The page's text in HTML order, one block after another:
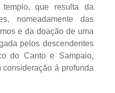
que resulta da
nomeadamente das
e da doação de uma
pelos descendentes
do Canto e Sampaio,
á profunda